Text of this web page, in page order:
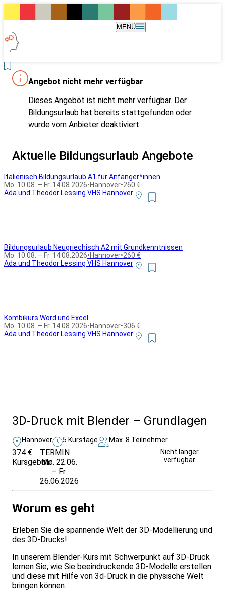
MENÜ
Angebot nicht mehr verfügbar
Dieses Angebot ist nicht mehr verfügbar. Der
Bildungsurlaub hat bereits stattgefunden oder
wurde vom Anbieter deaktiviert.
Aktuelle Bildungsurlaub Angebote
Italienisch Bildungsurlaub A1 für Anfänger*innen
Mo. 10.08. – Fr. 14.08.2026•Hannover•260 €
Ada und Theodor Lessing VHS Hannover
Bildungsurlaub Neugriechisch A2 mit Grundkenntnissen
Mo. 10.08. – Fr. 14.08.2026•Hannover•260 €
Ada und Theodor Lessing VHS Hannover
Kombikurs Word und Excel
Mo. 10.08. – Fr. 14.08.2026•Hannover•306 €
Ada und Theodor Lessing VHS Hannover
3D-Druck mit Blender – Grundlagen
Hannover 5 Kurstage Max. 8 Teilnehmer
374 €
Kursgebühr
TERMIN
Mo. 22.06.
– Fr.
26.06.2026
Nicht länger
verfügbar
Worum es geht
Erleben Sie die spannende Welt der 3D-Modellierung und
des 3D-Drucks!
In unserem Blender-Kurs mit Schwerpunkt auf 3D-Druck
lernen Sie, wie Sie beeindruckende 3D-Modelle erstellen
und diese mit Hilfe von 3d-Druck in die physische Welt
bringen können.